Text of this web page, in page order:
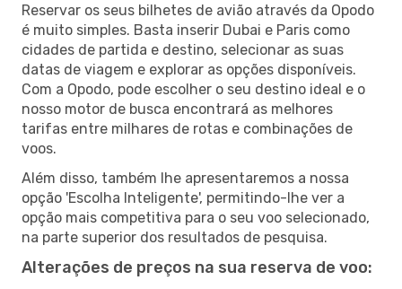
Reservar os seus bilhetes de avião através da Opodo
é muito simples. Basta inserir Dubai e Paris como
cidades de partida e destino, selecionar as suas
datas de viagem e explorar as opções disponíveis.
Com a Opodo, pode escolher o seu destino ideal e o
nosso motor de busca encontrará as melhores
tarifas entre milhares de rotas e combinações de
voos.
Além disso, também lhe apresentaremos a nossa
opção 'Escolha Inteligente', permitindo-lhe ver a
opção mais competitiva para o seu voo selecionado,
na parte superior dos resultados de pesquisa.
Alterações de preços na sua reserva de voo: